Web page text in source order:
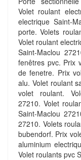
Volet roulant
electrique Saint-
porte. Volets
Volet roulant
Saint-Maclou
fenêtres pvc. Prix
de fenetre. Prix
alu. Volet roulant
volet roulant.
27210. Volet
Saint-Maclou
27210. Volets
bubendorf. Prix
aluminium
Volet roulants pvc